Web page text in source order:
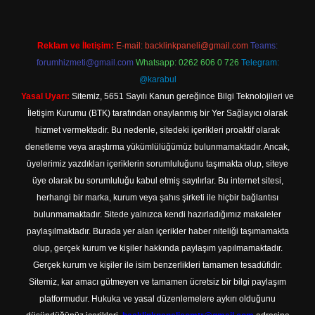
Reklam ve İletişim: E-mail: backlinkpaneli@gmail.com Teams:
forumhizmeti@gmail.com Whatsapp: 0262 606 0 726 Telegram:
@karabul
Yasal Uyarı: Sitemiz, 5651 Sayılı Kanun gereğince Bilgi Teknolojileri ve
İletişim Kurumu (BTK) tarafından onaylanmış bir Yer Sağlayıcı olarak
hizmet vermektedir. Bu nedenle, sitedeki içerikleri proaktif olarak
denetleme veya araştırma yükümlülüğümüz bulunmamaktadır. Ancak,
üyelerimiz yazdıkları içeriklerin sorumluluğunu taşımakta olup, siteye
üye olarak bu sorumluluğu kabul etmiş sayılırlar. Bu internet sitesi,
herhangi bir marka, kurum veya şahıs şirketi ile hiçbir bağlantısı
bulunmamaktadır. Sitede yalnızca kendi hazırladığımız makaleler
paylaşılmaktadır. Burada yer alan içerikler haber niteliği taşımamakta
olup, gerçek kurum ve kişiler hakkında paylaşım yapılmamaktadır.
Gerçek kurum ve kişiler ile isim benzerlikleri tamamen tesadüfidir.
Sitemiz, kar amacı gütmeyen ve tamamen ücretsiz bir bilgi paylaşım
platformudur. Hukuka ve yasal düzenlemelere aykırı olduğunu